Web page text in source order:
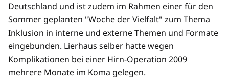
Deutschland und ist zudem im Rahmen einer für den
Sommer geplanten "Woche der Vielfalt" zum Thema
Inklusion in interne und externe Themen und Formate
eingebunden. Lierhaus selber hatte wegen
Komplikationen bei einer Hirn-Operation 2009
mehrere Monate im Koma gelegen.